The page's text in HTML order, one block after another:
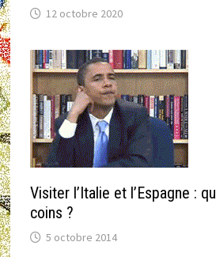
12 octobre 2020
Visiter l’Italie et l’Espagne :
coins ?
5 octobre 2014